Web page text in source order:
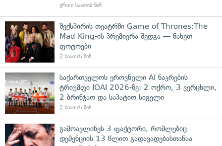
ერთი საათის წინ
შექსპირის თეატრში Game of Thrones:The
Mad King-ის პრემიერა შედგა — ნახეთ
ფოტოები
2 საათის წინ
საქართველოს ეროვნული AI ნაკრების
ტრიუმფი IOAI 2026-ზე: 2 ოქრო, 3 ვერცხლი,
2 ბრინჯაო და საპატიო სიგელი
2 საათის წინ
გამოავლინეს 3 ფაქტორი, რომლებიც
დემენციის 13 წლით გადავადებასთანაა